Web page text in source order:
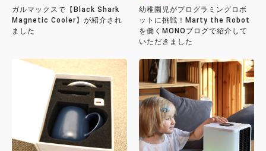
ガルマックスで【Black Shark
Magnetic Cooler】が紹介され
ました
幼稚園児がプログラミングロボ
ットに挑戦！Marty the Robot
を働くMONOブログで紹介して
いただきました